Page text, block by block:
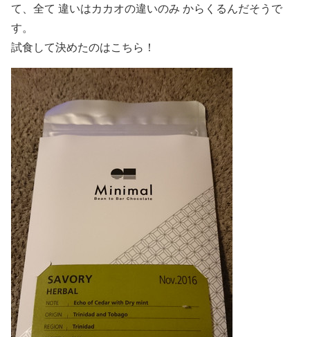
て、全て 違いはカカオの違いのみ からくるんだそうで
す。
試食して決めたのはこちら！